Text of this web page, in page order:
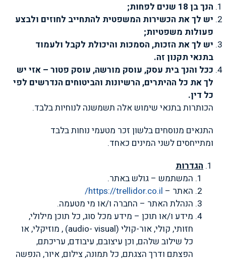
הנך בן 18 שנים לפחות;
יש לך את הכשירות המשפטית להתחייב לחוזים ולבצע
פעולות משפטיות;
יש לך את הזכות, הסמכות והיכולת לקבל ולעמוד
בתנאי תקנון זה.
ככל והנך בית עסק, עוסק מורשה, עוסק פטור – אזי יש
לך את כל ההיתרים, הרשיונות והביטוחים הנדרשים לפי
כל דין.
הכותרות בתנאי שימוש אלה תשמשנה לנוחיות בלבד.
התנאים מנוסחים בלשון זכר מטעמי נוחות בלבד
ומתייחסים לשני המינים כאחד.
הגדרות
המשתמש – גולש באתר.
האתר – https://trellidor.co.il/
הנהלת האתר – החברה ו/או מי מטעמה.
מידע ו/או תוכן – מידע מכל סוג, כל תוכן מילולי,
חזותי, קולי, אור-קולי (audio- visual) , מוזיקלי, או
כל שילוב שלהם, וכן עיצובם, עיבודם, עריכתם,
הפצתם ודרך הצגתם, כל תמונה, צילום, איור, הנפשה